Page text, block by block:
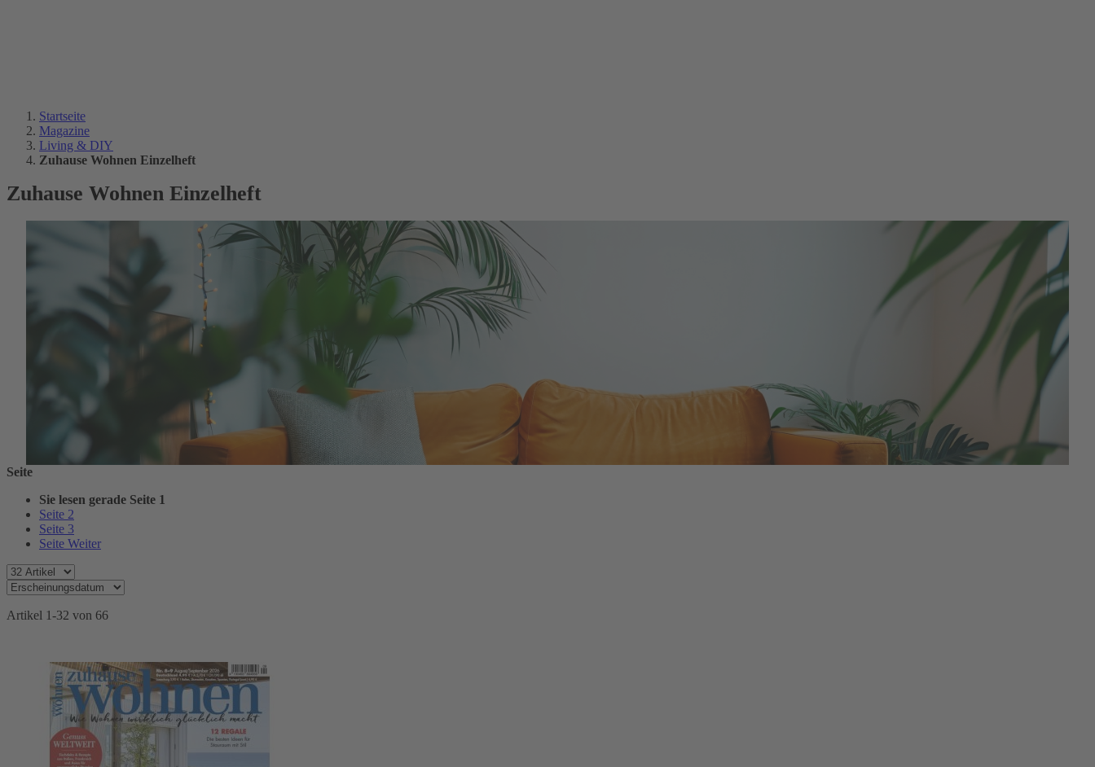
Startseite
Magazine
Living & DIY
Zuhause Wohnen Einzelheft
Zuhause Wohnen Einzelheft
Seite
Sie lesen gerade Seite 1
Seite 2
Seite 3
Seite Weiter
Artikel 1-32 von 66